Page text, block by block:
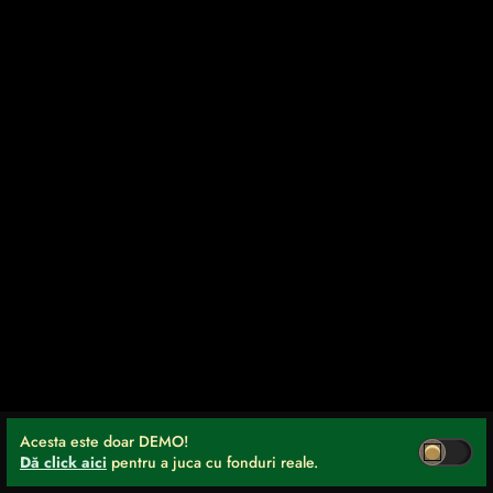
Acesta este doar DEMO!
Dă click aici pentru a juca cu fonduri reale.